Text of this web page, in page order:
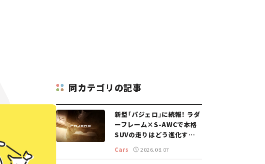
同カテゴリの記事
新型「パジェロ」に続報！ ラダ
ーフレーム×S-AWCで本格
SUVの走りはどう進化する？
【新車ニュース】
Cars 2026.08.07